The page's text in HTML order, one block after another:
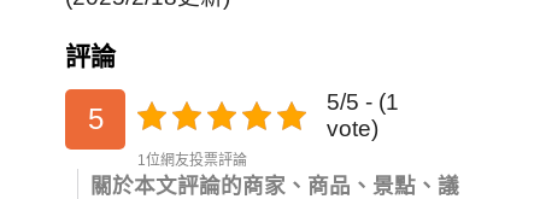
評論
5
5/5 - (1
vote)
1位網友投票評論
關於本文評論的商家、商品、景點、議